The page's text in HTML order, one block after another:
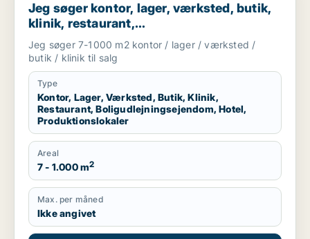
Jeg søger kontor, lager, værksted, butik,
klinik, restaurant,
boligudlejningsejendom, hotel eller
produktionslokaler til salg i Vordingborg,
Guldborgsund eller Lolland
Jeg søger 7-1000 m2 kontor / lager / værksted /
butik / klinik til salg
Type
Kontor, Lager, Værksted, Butik, Klinik,
Restaurant, Boligudlejningsejendom, Hotel,
Produktionslokaler
Areal
7 - 1.000 m2
Max. per måned
Ikke angivet